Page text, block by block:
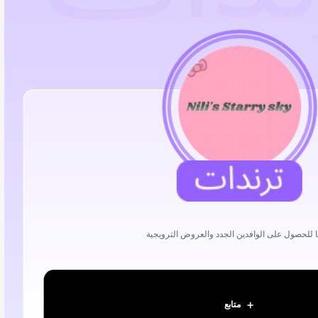
للحصول على الوافدين الجدد والعروض الترويجية
متابع